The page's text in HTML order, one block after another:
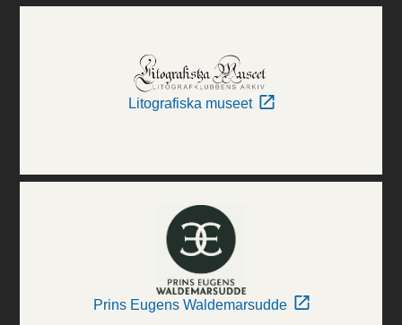
Litografiska museet
Prins Eugens Waldemarsudde